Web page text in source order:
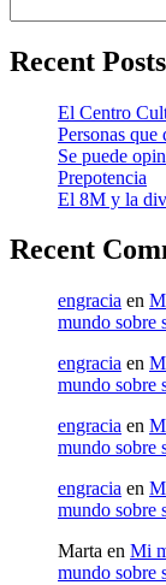
Recent Posts
El Centro
Personas que
Se puede
Prepotencia
El 8M y la
Recent
engracia en
mundo sobre
engracia en
mundo sobre
engracia en
mundo sobre
engracia en
mundo sobre
Marta en Mi
mundo sobre